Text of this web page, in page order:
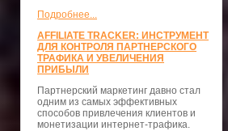
Подробнее...
AFFILIATE TRACKER: ИНСТРУМЕНТ
ДЛЯ КОНТРОЛЯ ПАРТНЕРСКОГО
ТРАФИКА И УВЕЛИЧЕНИЯ
ПРИБЫЛИ
Партнерский маркетинг давно стал
одним из самых эффективных
способов привлечения клиентов и
монетизации интернет-трафика.